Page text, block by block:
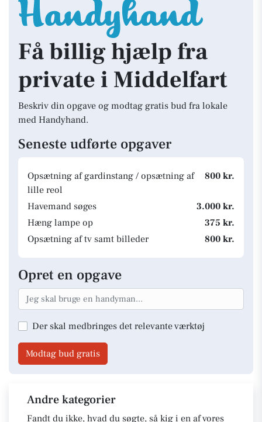
Få billig hjælp fra
private i Middelfart
Beskriv din opgave og modtag gratis bud fra lokale
med Handyhand.
Seneste udførte opgaver
Opsætning af gardinstang / opsætning af
lille reol
800 kr.
Havemand søges
3.000 kr.
Hæng lampe op
375 kr.
Opsætning af tv samt billeder
800 kr.
Opret en opgave
Der skal medbringes det relevante værktøj
Modtag bud gratis
Andre kategorier
Fandt du ikke, hvad du søgte, så kig i en af vores